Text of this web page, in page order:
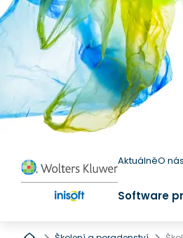
AktuálněO nás
Software
Úvod